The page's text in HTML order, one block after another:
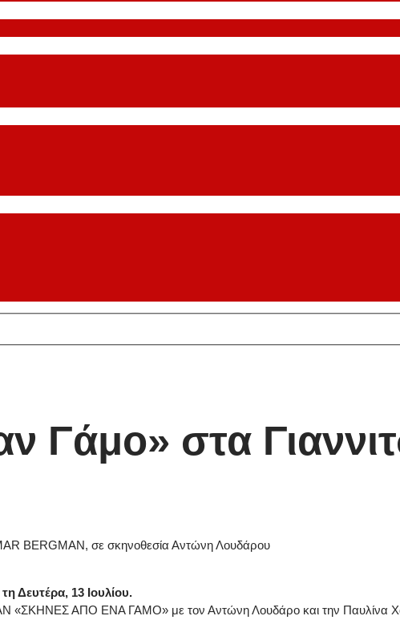
Γάμο» στα
BERGMAN, σε σκηνοθεσία Αντώνη Λουδάρου
Δευτέρα, 13 Ιουλίου.
«ΣΚΗΝΕΣ ΑΠΟ ΕΝΑ ΓΑΜΟ» με τον Αντώνη Λουδάρο και την Παυλίνα